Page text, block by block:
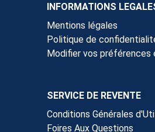
INFORMATIONS
Mentions légales
Politique de
Modifier vos préférences
SERVICE DE REVENTE
Conditions Générales
Foires Aux Questions